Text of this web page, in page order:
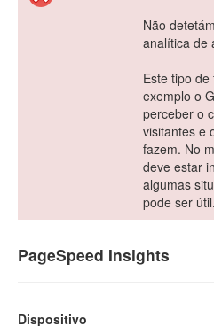
Não
analítica de
Este tipo
exemplo o
perceber o
visitantes e
fazem. No
deve estar
algumas
pode ser útil.
PageSpeed Insights
Dispositivo